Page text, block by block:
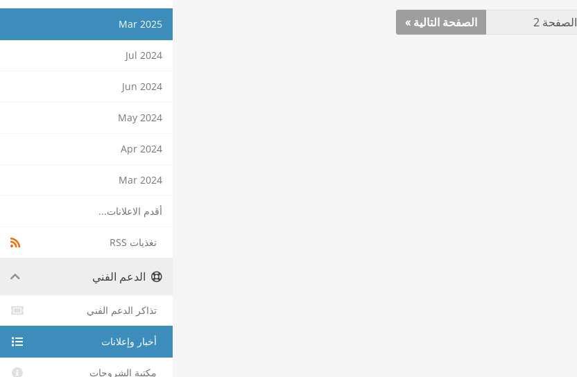
الصفحة التالية » Mar 2025
Jul 2024
Jun 2024
May 2024
Apr 2024
Mar 2024
أقدم الاعلانات...
تغذيات RSS
الدعم الفني
تذاكر الدعم الفني
أخبار وإعلانات
مكتبة الشروحات